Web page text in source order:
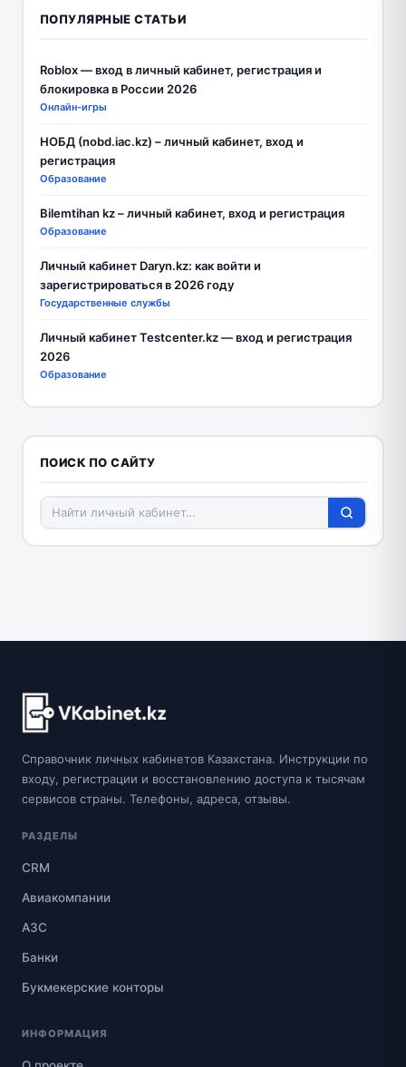
ПОПУЛЯРНЫЕ СТАТЬИ
Roblox — вход в личный кабинет, регистрация и
блокировка в России 2026
Онлайн-игры
НОБД (nobd.iac.kz) – личный кабинет, вход и
регистрация
Образование
Bilemtihan kz – личный кабинет, вход и регистрация
Образование
Личный кабинет Daryn.kz: как войти и
зарегистрироваться в 2026 году
Государственные службы
Личный кабинет Testcenter.kz — вход и регистрация
2026
Образование
ПОИСК ПО САЙТУ
Справочник личных кабинетов Казахстана. Инструкции по
входу, регистрации и восстановлению доступа к тысячам
сервисов страны. Телефоны, адреса, отзывы.
РАЗДЕЛЫ
CRM
Авиакомпании
АЗС
Банки
Букмекерские конторы
ИНФОРМАЦИЯ